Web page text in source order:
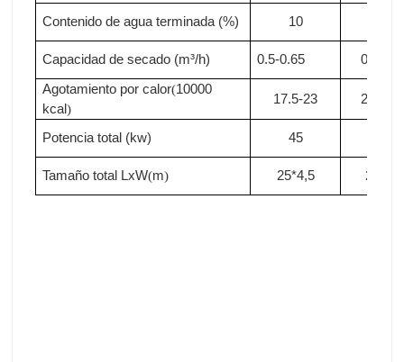
Contenido de agua terminada (%) 10
Capacidad de secado (m³/h) 0.5-0.65
0.65-
Agotamiento por calor(10000
kcal)
17.5-23 23-28
Potencia total (kw) 45
Tamaño total LxW(m) 25*4,5 2